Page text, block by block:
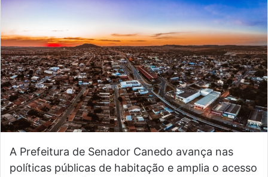
A Prefeitura de Senador Canedo avança nas
políticas públicas de habitação e amplia o acesso